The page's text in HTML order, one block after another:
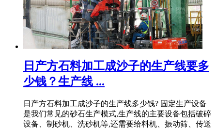
日产方石料加工成沙子的生产线要多
少钱？生产线 ...
日产方石料加工成沙子的生产线多少钱? 固定生产设备
是我们常见的砂石生产模式,生产线的主要设备包括破碎
设备、制砂机、洗砂机等,还需要给料机、振动筛、传送